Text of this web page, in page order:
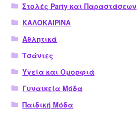
Στολές Party και Παραστάσεων
ΚΑΛΟΚΑΙΡΙΝΑ
Αθλητικά
Τσάντες
Υγεία και Ομορφιά
Γυναικεία Μόδα
Παιδική Μόδα